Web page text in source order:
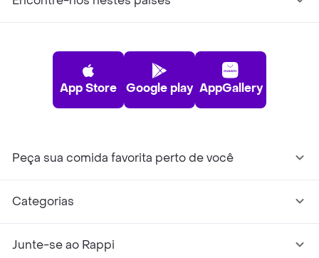
App Store Google play AppGallery
Peça sua comida favorita perto de você
Categorias
Junte-se ao Rappi